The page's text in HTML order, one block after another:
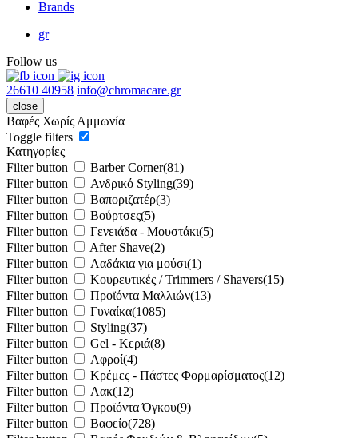
Brands
gr
Follow us
26610 40958 info@chromacare.gr
close
Βαφές Χωρίς Αμμωνία
Toggle filters
Κατηγορίες
Filter button
Barber Corner(81)
Filter button
Ανδρικό Styling(39)
Filter button
Βαποριζατέρ(3)
Filter button
Βούρτσες(5)
Filter button
Γενειάδα - Μουστάκι(5)
Filter button
After Shave(2)
Filter button
Λαδάκια για μούσι(1)
Filter button
Κουρευτικές / Trimmers / Shavers(15)
Filter button
Προϊόντα Μαλλιών(13)
Filter button
Γυναίκα(1085)
Filter button
Styling(37)
Filter button
Gel - Κεριά(8)
Filter button
Αφροί(4)
Filter button
Κρέμες - Πάστες Φορμαρίσματος(12)
Filter button
Λακ(12)
Filter button
Προϊόντα Όγκου(9)
Filter button
Βαφείο(728)